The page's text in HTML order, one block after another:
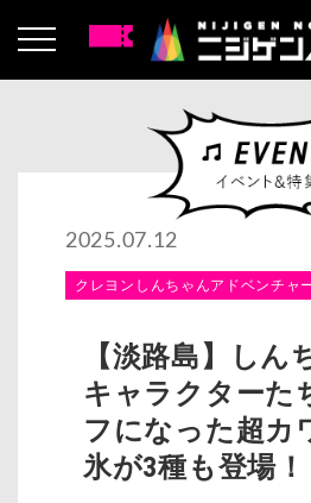
2025.07.12
クレヨンしんちゃんアドベンチャ
【淡路島】しん
キャラクターた
フになった超カ
氷が3種も登場！